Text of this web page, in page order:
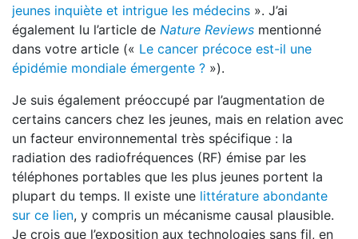
jeunes inquiète et intrigue les médecins ». J’ai
également lu l’article de Nature Reviews mentionné
dans votre article (« Le cancer précoce est-il une
épidémie mondiale émergente ? »).
Je suis également préoccupé par l’augmentation de
certains cancers chez les jeunes, mais en relation avec
un facteur environnemental très spécifique : la
radiation des radiofréquences (RF) émise par les
téléphones portables que les plus jeunes portent la
plupart du temps. Il existe une littérature abondante
sur ce lien, y compris un mécanisme causal plausible.
Je crois que l’exposition aux technologies sans fil, en